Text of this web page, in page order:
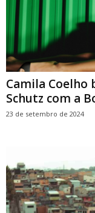
Camila Coelho
Schutz com a
23 de setembro de 2024